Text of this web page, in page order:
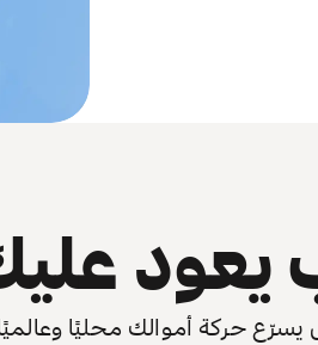
حركة أموالك محليًا